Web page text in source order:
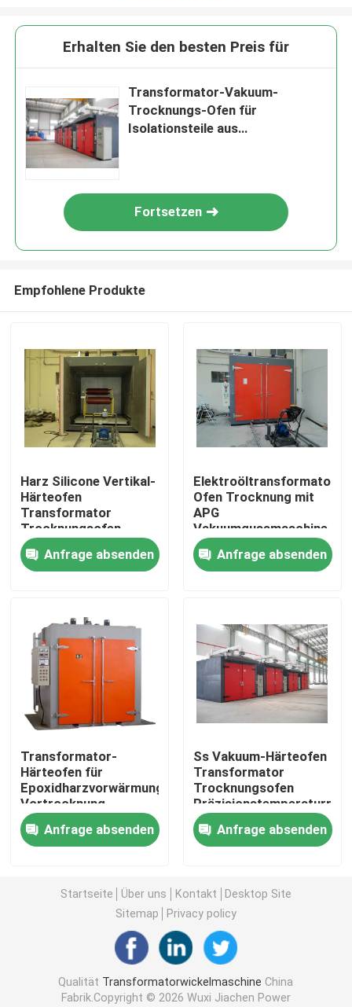
Startseite
Über uns
Fabrik Tour
Qualitätskontrolle
Kontakt
Referenzen
Transformatorwickelmaschine
Transformatoröl-Verarbeitungsausrüstung
Transformatoröfen
Erhalten Sie den besten Preis für
Transformator-Vakuum-
Trocknungs-Ofen für
Isolationsteile aus
Fortsetzen
Empfohlene Produkte
Harz Silicone Vertikal-
Härteofen
Transformator
Trocknungsofen
Verbesserte
Isolierung
Anfrage absenden
Elektroöltransformator-
Ofen Trocknung mit
APG
Vakuumgussmaschine
Anfrage absenden
Transformator-
Härteofen für
Epoxidharzvorwärmung
Vortrocknung
Anfrage absenden
Ss Vakuum-Härteofen
Transformator
Trocknungsofen
Anfrage absenden
Startseite Über uns Kontakt
Desktop Site
Sitemap
Privacy policy
Qualität Transformatorwickelmaschine China
Fabrik.Copyright © 2026 Wuxi Jiachen Power